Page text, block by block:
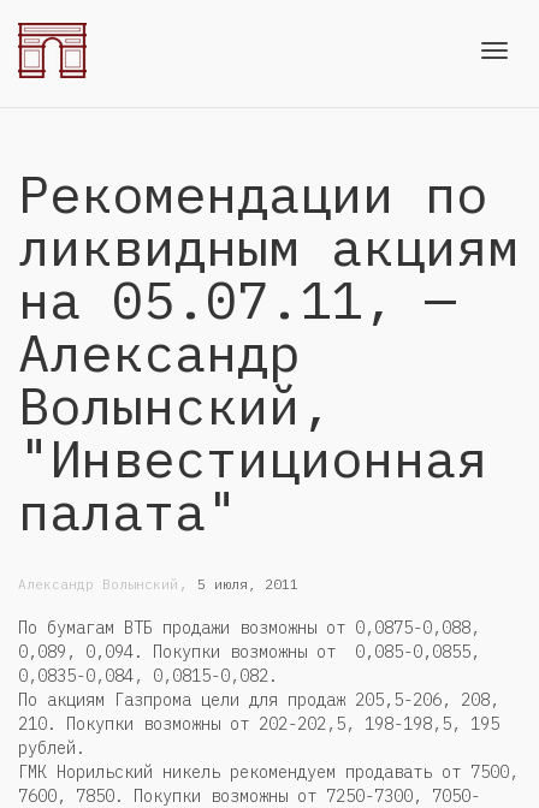
Рекомендации по
ликвидным акциям
на 05.07.11, —
Александр
Волынский,
"Инвестиционная
палата"
Александр Волынский , 5 июля, 2011
По бумагам ВТБ продажи возможны от 0,0875-0,088,
0,089, 0,094. Покупки возможны от 0,085-0,0855,
0,0835-0,084, 0,0815-0,082.
По акциям Газпрома цели для продаж 205,5-206, 208,
210. Покупки возможны от 202-202,5, 198-198,5, 195
рублей.
ГМК Норильский никель рекомендуем продавать от 7500,
7600, 7850. Покупки возможны от 7250-7300, 7050-